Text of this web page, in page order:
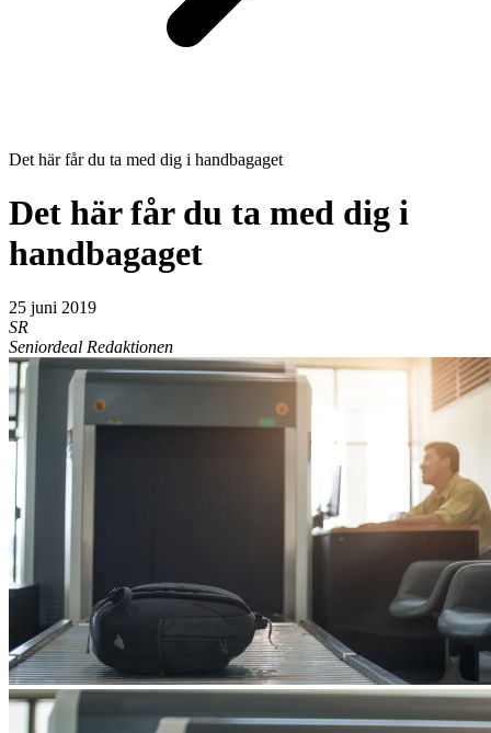
Det här får du ta med dig i handbagaget
Det här får du ta med dig i
handbagaget
25 juni 2019
SR
Seniordeal Redaktionen